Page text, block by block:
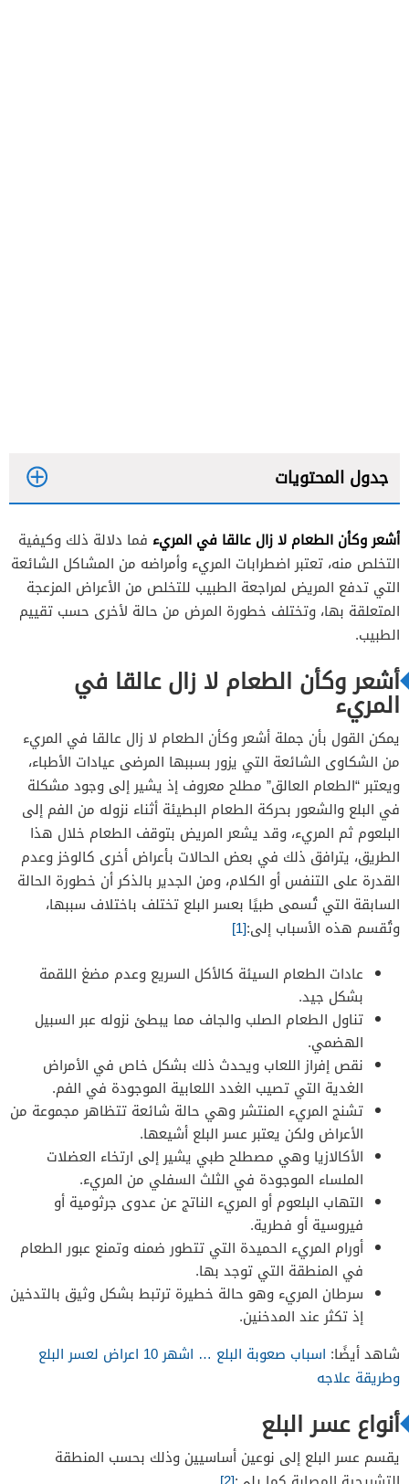
جدول المحتويات
عسر البلع الفموي
عسر البلع المريئي
أشعر وكأن الطعام لا زال عالقا في المريء فما دلالة ذلك وكيفية
التخلص منه، تعتبر اضطرابات المريء وأمراضه من المشاكل الشائعة
التي تدفع المريض لمراجعة الطبيب للتخلص من الأعراض المزعجة
المتعلقة بها، وتختلف خطورة المرض من حالة لأخرى حسب تقييم
الطبيب.
أشعر وكأن الطعام لا زال عالقا في
المريء
يمكن القول بأن جملة أشعر وكأن الطعام لا زال عالقا في المريء
من الشكاوى الشائعة التي يزور بسببها المرضى عيادات الأطباء،
ويعتبر “الطعام العالق” مطلح معروف إذ يشير إلى وجود مشكلة
في البلع والشعور بحركة الطعام البطيئة أثناء نزوله من الفم إلى
البلعوم ثم المريء، وقد يشعر المريض بتوقف الطعام خلال هذا
الطريق، يترافق ذلك في بعض الحالات بأعراض أخرى كالوخز وعدم
القدرة على التنفس أو الكلام، ومن الجدير بالذكر أن خطورة الحالة
السابقة التي تُسمى طبيًا بعسر البلع تختلف باختلاف سببها،
وتُقسم هذه الأسباب إلى:[1]
عادات الطعام السيئة كالأكل السريع وعدم مضغ اللقمة
بشكل جيد.
تناول الطعام الصلب والجاف مما يبطئ نزوله عبر السبيل
الهضمي.
نقص إفراز اللعاب ويحدث ذلك بشكل خاص في الأمراض
الغدية التي تصيب الغدد اللعابية الموجودة في الفم.
تشنج المريء المنتشر وهي حالة شائعة تتظاهر مجموعة من
الأعراض ولكن يعتبر عسر البلع أشيعها.
الأكالازيا وهي مصطلح طبي يشير إلى ارتخاء العضلات
الملساء الموجودة في الثلث السفلي من المريء.
التهاب البلعوم أو المريء الناتج عن عدوى جرثومية أو
فيروسية أو فطرية.
أورام المريء الحميدة التي تتطور ضمنه وتمنع عبور الطعام
في المنطقة التي توجد بها.
سرطان المريء وهو حالة خطيرة ترتبط بشكل وثيق بالتدخين
إذ تكثر عند المدخنين.
شاهد أيضًا:
اسباب صعوبة البلع … اشهر 10 اعراض لعسر البلع
وطريقة علاجه
أنواع عسر البلع
يقسم عسر البلع إلى نوعين أساسيين وذلك بحسب المنطقة